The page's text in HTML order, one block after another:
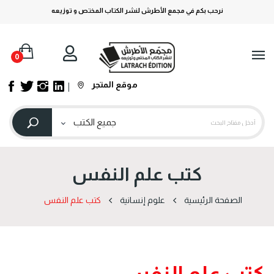
نرحب بكم في مجمع الأطرش لنشر الكتاب المختص و توزيعه
0
موقع المتجر
كتب علم النفس
الصفحة الرئيسية علوم إنسانية كتب علم النفس